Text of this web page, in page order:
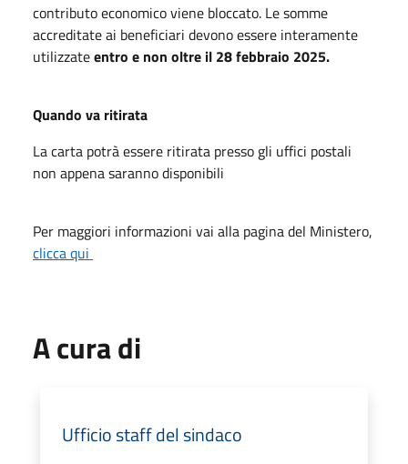
contributo economico viene bloccato. Le somme
accreditate ai beneficiari devono essere interamente
utilizzateentro e non oltre il 28 febbraio 2025.
Quando va ritirata
La carta potrà essere ritirata presso gli uffici postali
non appena saranno disponibili
Per maggiori informazioni vai alla pagina del Ministero,
clicca qui
A cura di
Ufficio staff del sindaco